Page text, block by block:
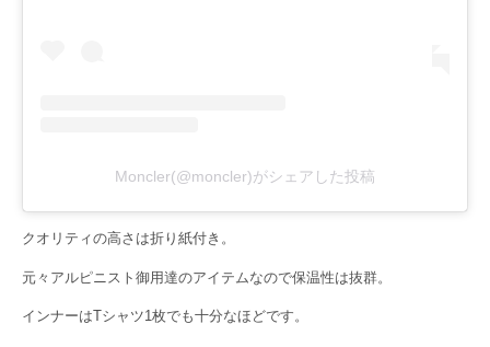
Moncler(@moncler)がシェアした投稿
クオリティの高さは折り紙付き。
元々アルピニスト御用達のアイテムなので保温性は抜群。
インナーはTシャツ1枚でも十分なほどです。